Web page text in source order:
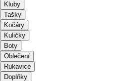
Kluby
Tašky
Kočáry
Kuličky
Boty
Oblečení
Rukavice
Doplňky